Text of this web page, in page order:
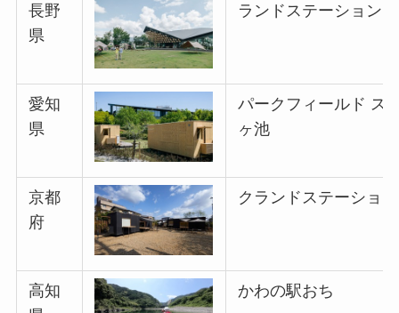
長野
県
ランドステーション
愛知
県
パークフィールド ス
ヶ池
京都
府
クランドステーショ
高知
かわの駅おち